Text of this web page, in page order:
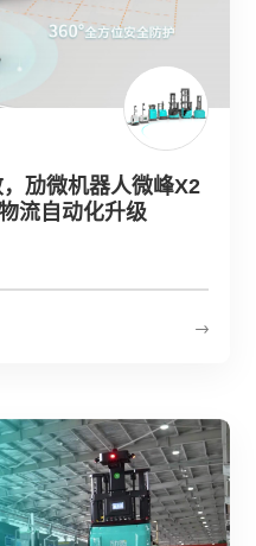
劢微机器人微峰X2
流自动化升级